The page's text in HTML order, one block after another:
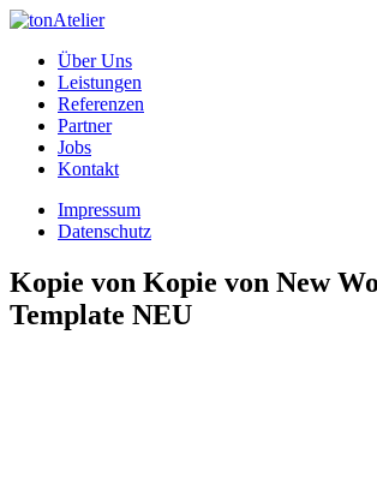
Über Uns
Leistungen
Referenzen
Partner
Jobs
Kontakt
Impressum
Datenschutz
Kopie von Kopie von New
Template NEU